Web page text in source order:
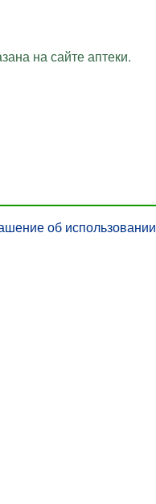
на сайте аптеки.
об использовании